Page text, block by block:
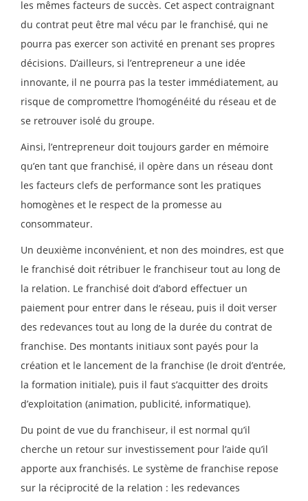
les mêmes facteurs de succès. Cet aspect contraignant
du contrat peut être mal vécu par le franchisé, qui ne
pourra pas exercer son activité en prenant ses propres
décisions. D’ailleurs, si l’entrepreneur a une idée
innovante, il ne pourra pas la tester immédiatement, au
risque de compromettre l’homogénéité du réseau et de
se retrouver isolé du groupe.
Ainsi, l’entrepreneur doit toujours garder en mémoire
qu’en tant que franchisé, il opère dans un réseau dont
les facteurs clefs de performance sont les pratiques
homogènes et le respect de la promesse au
consommateur.
Un deuxième inconvénient, et non des moindres, est que
le franchisé doit rétribuer le franchiseur tout au long de
la relation. Le franchisé doit d’abord effectuer un
paiement pour entrer dans le réseau, puis il doit verser
des redevances tout au long de la durée du contrat de
franchise. Des montants initiaux sont payés pour la
création et le lancement de la franchise (le droit d’entrée,
la formation initiale), puis il faut s’acquitter des droits
d’exploitation (animation, publicité, informatique).
Du point de vue du franchiseur, il est normal qu’il
cherche un retour sur investissement pour l’aide qu’il
apporte aux franchisés. Le système de franchise repose
sur la réciprocité de la relation : les redevances